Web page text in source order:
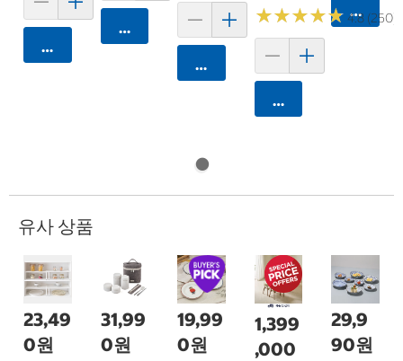
카트에 담기
카트에 담기
카트에 담기
★★★★★
★★★★★ 4.8 (250)
카트에 담기
카트에
유사 상품
23,49
0원
31,99
0원
19,99
0원
1,399
,000
29,9
90원